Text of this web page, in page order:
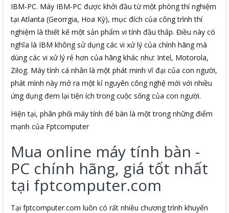
IBM-PC. Máy IBM-PC được khởi đầu từ một phòng thí nghiệm
tại Atlanta (Georrgia, Hoa Kỳ), mục đích của công trình thí
nghiệm là thiết kế một sản phẩm vi tính đầu thấp. Điều này có
nghĩa là IBM không sử dụng các vi xử lý của chính hãng mà
dùng các vi xử lý rẻ hơn của hãng khác như: Intel, Motorola,
Zilog. Máy tính cá nhân là một phát minh vĩ đại của con người,
phát mình này mở ra một kỉ nguyên công nghệ mới với nhiều
ứng dụng đem lại tiện ích trong cuộc sống của con người.
Hiện tại, phân phối máy tính để bàn là một trong những điểm
mạnh của Fptcomputer
Mua online máy tính bàn -
PC chính hãng, giá tốt nhất
tại fptcomputer.com
Tại fptcomputer.com luôn có rất nhiều chương trình khuyến